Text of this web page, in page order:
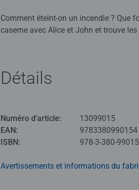
Comment éteint-on un incendie ? Que
caserne avec Alice et John et trouve
apporte une dimension nouvelle au
qu’à pointer le lecteur dessus et tout
Comment ? » répond de manière
certifiées FSC®, de matériaux recyclés
Détails
Numéro d'article:
13099015
EAN:
9783380990154
ISBN:
978-3-380-
Avertissements et informations du